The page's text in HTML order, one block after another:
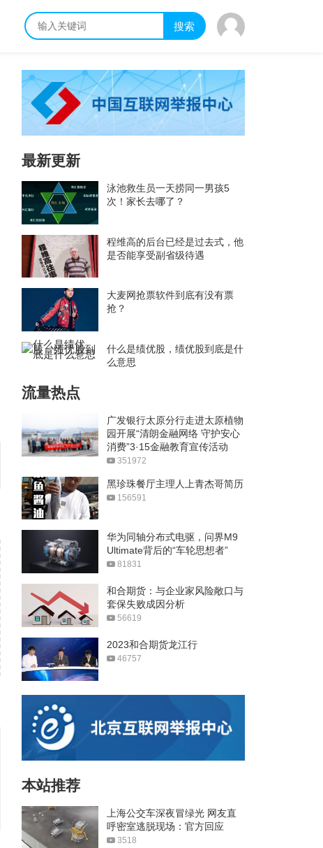
搜索
最新更新
泳池救生员一天捞同一男孩5
次！家长去哪了？
程维高的后台已经是过去式，他
是否能享受副省级待遇
大麦网抢票软件到底有没有票
抢？
什么是绩优股，绩优股到底是什
么意思
流量热点
广发银行太原分行走进太原植物
园开展“清朗金融网络 守护安心
消费”3·15金融教育宣传活动
351972
黑珍珠餐厅主理人上青杰哥简历
156591
华为同轴分布式电驱，问界M9
Ultimate背后的“车轮思想者”
81831
和合期货：与企业家风险敞口与
套保失败成因分析
56619
2023和合期货龙江行
46757
本站推荐
上海公交车深夜冒绿光 网友直
呼密室逃脱现场：官方回应
3518